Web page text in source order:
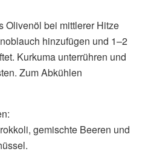
Olivenöl bei mittlerer Hitze
hinzufügen und 1–2
Kurkuma unterrühren und
Zum Abkühlen
gemischte Beeren und